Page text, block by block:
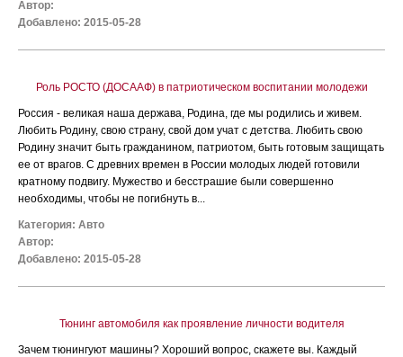
Автор:
Добавлено: 2015-05-28
Роль РОСТО (ДОСААФ) в патриотическом воспитании молодежи
Россия - великая наша держава, Родина, где мы родились и живем.
Любить Родину, свою страну, свой дом учат с детства. Любить свою
Родину значит быть гражданином, патриотом, быть готовым защищать
ее от врагов. С древних времен в России молодых людей готовили
кратному подвигу. Мужество и бесстрашие были совершенно
необходимы, чтобы не погибнуть в...
Категория: Авто
Автор:
Добавлено: 2015-05-28
Тюнинг автомобиля как проявление личности водителя
Зачем тюнингуют машины? Хороший вопрос, скажете вы. Каждый